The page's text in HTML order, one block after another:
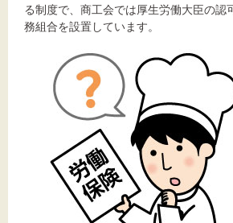
お問い合わせ
標準 拡大
背景色
黒 白 黄
る制度で、商工会では厚生労働大臣の認
務組合を設置しています。